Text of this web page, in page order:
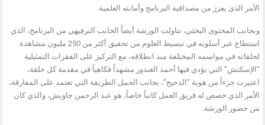
الأمر الذي يعزز من مصداقية البرنامج وأمانته العلمية.
وبجانب المحتوى البحثي، تناولت الورشة أيضاً الجانب الترفيهي من البرنامج، الذي
استطاع عبر أسلوبه في تبسيط العلوم من تحقيق أكثر من 250 مليون مشاهدة
لحلقاته في مواسمه المختلفة منذ انطلاقه، مع التركيز على الفقرات التمثيلية
“الإسكتش” التي يؤدي فيها أحمد الغندور مشهداً فكاهياً في مقدمة كل حلقة،
اعتبرت جزءاً من هوية “الدحيح”، بجانب الجمل الطريفة التي تعتمد على المفارقة،
الأمر الذي خصص له فريق العمل كاتباً خاصاً، هو عبد الرحمن جاويش، والذي كان
من حضور الورشة.